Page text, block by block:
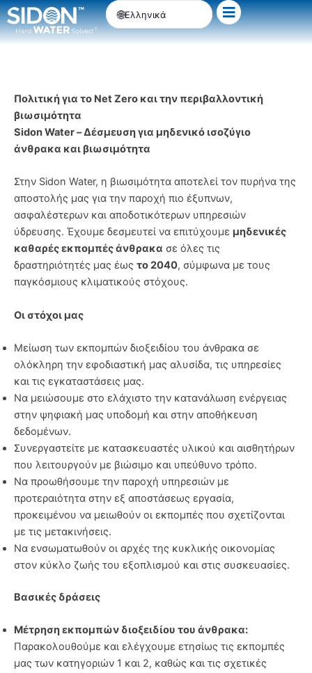
Μετάβαση
στο
περιεχόμενο
Ελληνικά
Πολιτική για το Net Zero και την περιβαλλοντική
βιωσιμότητα
Sidon Water – Δέσμευση για μηδενικό ισοζύγιο
άνθρακα και βιωσιμότητα
Στην Sidon Water, η βιωσιμότητα αποτελεί τον πυρήνα της
αποστολής μας για την παροχή πιο έξυπνων,
ασφαλέστερων και αποδοτικότερων υπηρεσιών
ύδρευσης. Έχουμε δεσμευτεί να επιτύχουμε μηδενικές
καθαρές εκπομπές άνθρακα σε όλες τις
δραστηριότητές μας έως το 2040, σύμφωνα με τους
παγκόσμιους κλιματικούς στόχους.
Οι στόχοι μας
Μείωση των εκπομπών διοξειδίου του άνθρακα σε
ολόκληρη την εφοδιαστική μας αλυσίδα, τις υπηρεσίες
και τις εγκαταστάσεις μας.
Να μειώσουμε στο ελάχιστο την κατανάλωση ενέργειας
στην ψηφιακή μας υποδομή και στην αποθήκευση
δεδομένων.
Συνεργαστείτε με κατασκευαστές υλικού και αισθητήρων
που λειτουργούν με βιώσιμο και υπεύθυνο τρόπο.
Να προωθήσουμε την παροχή υπηρεσιών με
προτεραιότητα στην εξ αποστάσεως εργασία,
προκειμένου να μειωθούν οι εκπομπές που σχετίζονται
με τις μετακινήσεις.
Να ενσωματωθούν οι αρχές της κυκλικής οικονομίας
στον κύκλο ζωής του εξοπλισμού και στις συσκευασίες.
Βασικές δράσεις
Μέτρηση εκπομπών διοξειδίου του άνθρακα:
Παρακολουθούμε και ελέγχουμε ετησίως τις εκπομπές
μας των κατηγοριών 1 και 2, καθώς και τις σχετικές